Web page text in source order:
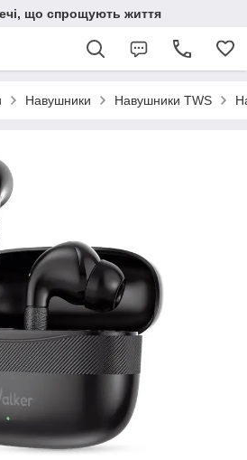
що спрощують життя
Навушники Навушники TWS